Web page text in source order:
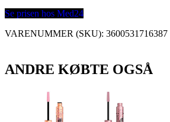
Se prisen hos Med24
VARENUMMER (SKU): 3600531716387
ANDRE KØBTE OGSÅ